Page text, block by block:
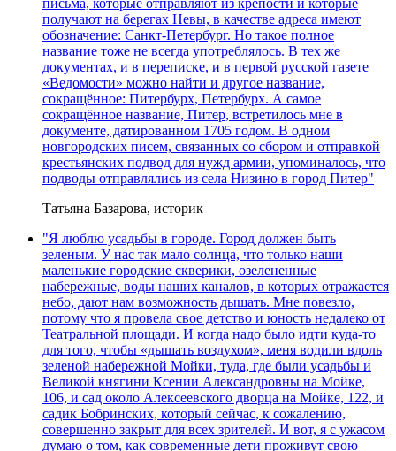
получают на берегах Невы, в качестве адреса имеют
обозначение: Санкт-Петербург. Но такое полное
название тоже не всегда употреблялось. В тех же
документах, и в переписке, и в первой русской газете
«Ведомости» можно найти и другое название,
сокращённое: Питербурх, Петербурх. А самое
сокращённое название, Питер, встретилось мне в
документе, датированном 1705 годом. В одном
новгородских писем, связанных со сбором и отправкой
крестьянских подвод для нужд армии, упоминалось, что
подводы отправлялись из села Низино в город Питер"
Татьяна Базарова, историк
"Я люблю усадьбы в городе. Город должен быть
зеленым. У нас так мало солнца, что только наши
маленькие городские скверики, озелененные
набережные, воды наших каналов, в которых отражается
небо, дают нам возможность дышать. Мне повезло,
потому что я провела свое детство и юность недалеко от
Театральной площади. И когда надо было идти куда-то
для того, чтобы «дышать воздухом», меня водили вдоль
зеленой набережной Мойки, туда, где были усадьбы и
Великой княгини Ксении Александровны на Мойке,
106, и сад около Алексеевского дворца на Мойке, 122, и
садик Бобринских, который сейчас, к сожалению,
совершенно закрыт для всех зрителей. И вот, я с ужасом
думаю о том, как современные дети проживут свою